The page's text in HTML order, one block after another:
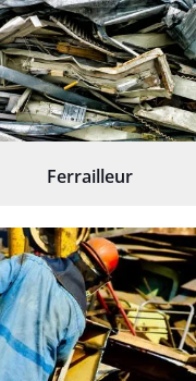
Ferrailleur